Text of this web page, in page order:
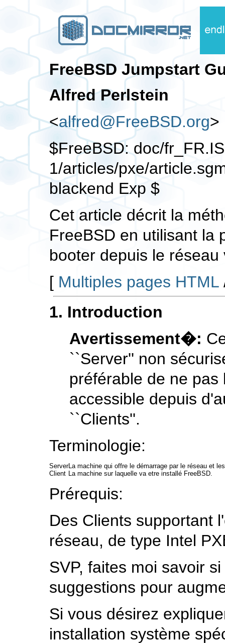
FreeBSD Jumpstart
Alfred Perlstein
<alfred@FreeBSD.org>
$FreeBSD: doc/
1/articles/pxe/
blackend Exp $
Cet article décrit la
FreeBSD en utilisant la
booter depuis le
[ Multiples pages HTML
1. Introduction
Avertissement�:
``Server'' non
préférable de ne
accessible depuis
``Clients''.
Terminologie:
ServerLa machine qui offre le démarrage par le réseau et
Client
La machine sur laquelle va etre installé FreeBSD.
Prérequis:
Des Clients supportant
réseau, de type Intel
SVP, faites moi savoir
suggestions pour
Si vous désirez
installation système